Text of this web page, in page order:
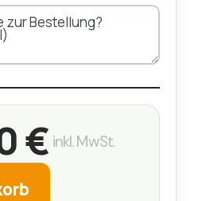
€ inkl. MwSt.